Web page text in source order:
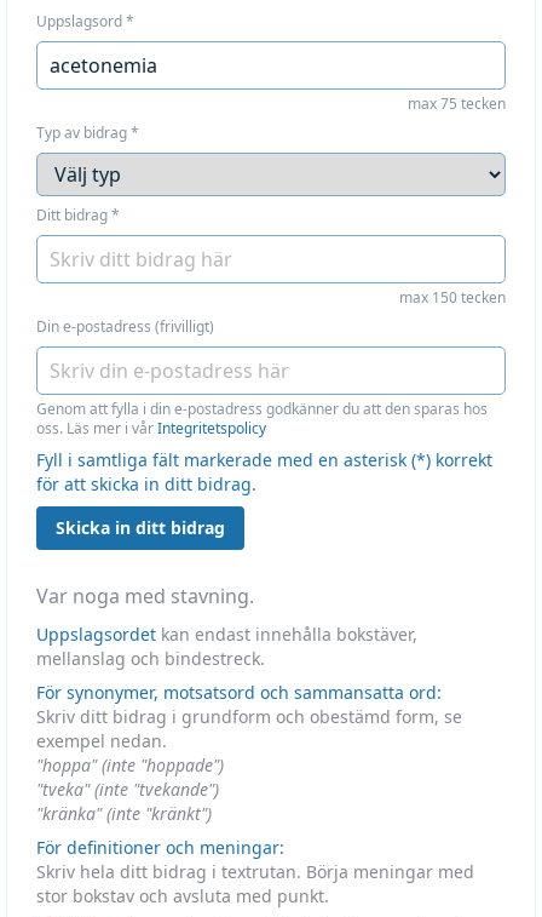
Uppslagsord*
max 75 tecken
Typ av bidrag*
Ditt bidrag*
max 150 tecken
Din e-postadress (frivilligt)
Genom att fylla i din e-postadress godkänner du att den sparas hos
oss. Läs mer i vårIntegritetspolicy
Fyll i samtliga fält markerade med en asterisk (*) korrekt
för att skicka in ditt bidrag.
Skicka in ditt bidrag
Var noga med stavning.
Uppslagsordet kan endast innehålla bokstäver,
mellanslag och bindestreck.
För synonymer, motsatsord och sammansatta ord:
Skriv ditt bidrag i grundform och obestämd form, se
exempel nedan.
"hoppa" (inte "hoppade")
"tveka" (inte "tvekande")
"kränka" (inte "kränkt")
För definitioner och meningar:
Skriv hela ditt bidrag i textrutan. Börja meningar med
stor bokstav och avsluta med punkt.